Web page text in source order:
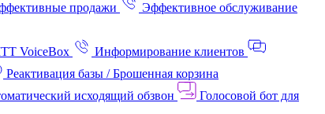
продажи
Эффективное обслуживание
VoiceBox
Информирование клиентов
Реактивация базы / Брошенная корзина
исходящий обзвон
Голосовой бот для